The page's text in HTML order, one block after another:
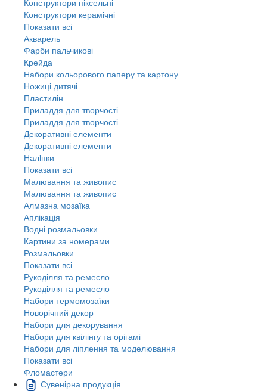
Конструктори піксельні
Конструктори керамічні
Показати всі
Акварель
Фарби пальчикові
Крейда
Набори кольорового паперу та картону
Ножиці дитячі
Пластилін
Приладдя для творчості
Приладдя для творчості
Декоративні елементи
Декоративні елементи
Налiпки
Показати всі
Малювання та живопис
Малювання та живопис
Алмазна мозаїка
Аплікація
Водні розмальовки
Картини за номерами
Розмальовки
Показати всі
Рукоділля та ремесло
Рукоділля та ремесло
Набори термомозаїки
Новорічний декор
Набори для декорування
Набори для квілінгу та орігамі
Набори для ліплення та моделювання
Показати всі
Фломастери
Сувенірна продукція